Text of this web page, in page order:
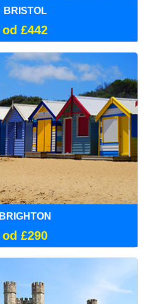
BRISTOL
od £442
BRIGHTON
od £290